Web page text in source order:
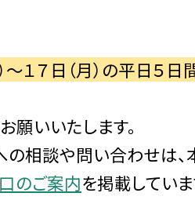
１７日（月）の平日５日
願いいたします。
相談や問い合わせは、
のご案内を掲載してい